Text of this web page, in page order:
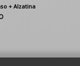
+ Alzatina